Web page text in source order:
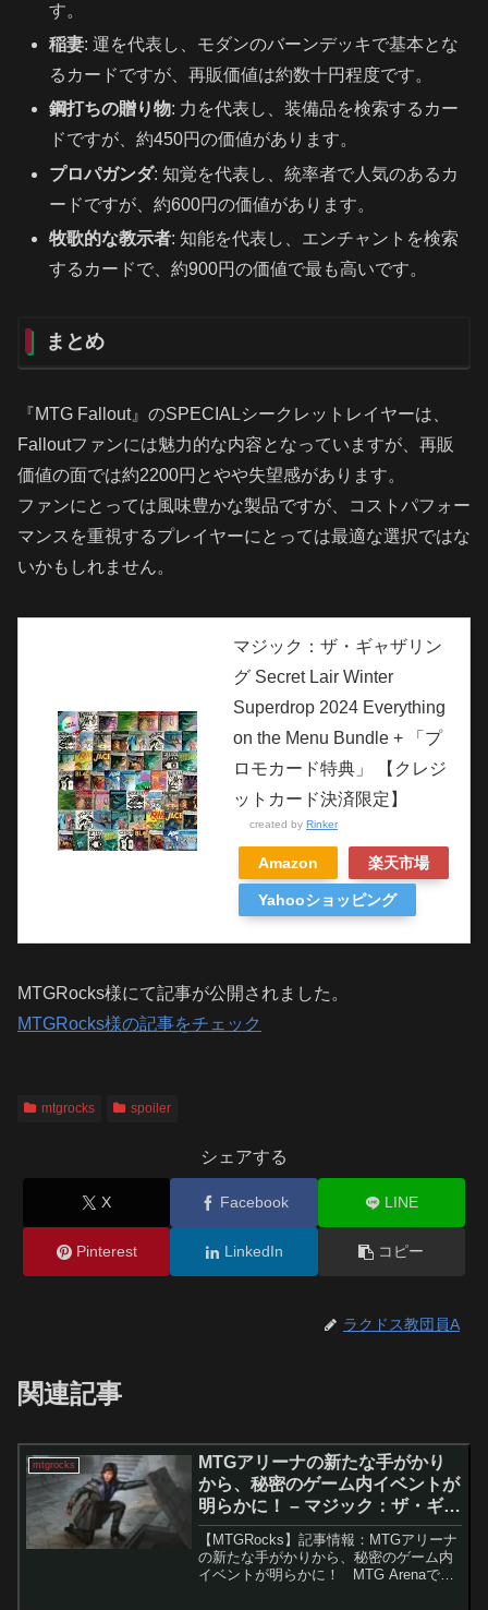
す。
稲妻: 運を代表し、モダンのバーンデッキで基本とな
るカードですが、再販価値は約数十円程度です。
鋼打ちの贈り物: 力を代表し、装備品を検索するカー
ドですが、約450円の価値があります。
プロパガンダ: 知覚を代表し、統率者で人気のあるカ
ードですが、約600円の価値があります。
牧歌的な教示者: 知能を代表し、エンチャントを検索
するカードで、約900円の価値で最も高いです。
まとめ
『MTG Fallout』のSPECIALシークレットレイヤーは、
Falloutファンには魅力的な内容となっていますが、再販
価値の面では約2200円とやや失望感があります。
ファンにとっては風味豊かな製品ですが、コストパフォー
マンスを重視するプレイヤーにとっては最適な選択ではな
いかもしれません。
マジック：ザ・ギャザリン
グ Secret Lair Winter
Superdrop 2024 Everything
on the Menu Bundle + 「プ
ロモカード特典」 【クレジ
ットカード決済限定】
created by Rinker
Amazon 楽天市場
Yahooショッピング
MTGRocks様にて記事が公開されました。
MTGRocks様の記事をチェック
mtgrocks spoiler
シェアする
X Facebook LINE
Pinterest LinkedIn コピー
ラクドス教団員A
関連記事
mtgrocks
MTGアリーナの新たな手がかり
から、秘密のゲーム内イベントが
明らかに！ – マジック：ザ・ギャ
ザリング
【MTGRocks】記事情報：MTGアリーナ
の新たな手がかりから、秘密のゲーム内
イベントが明らかに！ MTG Arenaで